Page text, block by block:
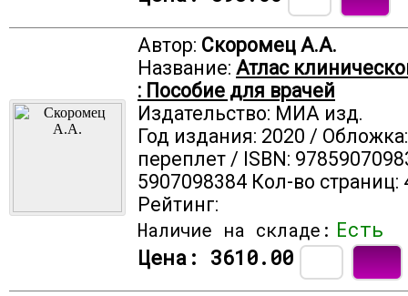
Автор: Скоромец А.А.
Название: Атлас
: Пособие для врачей
Издательство: МИА изд.
Год издания: 2020 /
переплет / ISBN:
5907098384 Кол-во страниц:
Рейтинг:
Наличие на складе: Есть
Цена: 3610.00